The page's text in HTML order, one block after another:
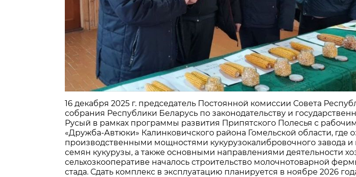
16 декабря 2025 г. председатель Постоянной комиссии Совета
собрания Республики Беларусь по законодательству и
Русый в рамках программы развития Припятского Полесья с
«Дружба-Автюки» Калинковичского района Гомельской области, где
производственными мощностями кукурузокалибровочного завода и
семян кукурузы, а также основными направлениями деятельности
сельхозкооперативе началось строительство молочнотоварной
стада. Сдать комплекс в эксплуатацию планируется в ноябре 2026